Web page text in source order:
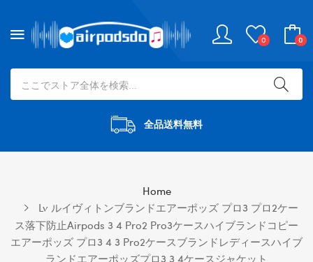
0 0
全品送料無料
Home
Lv ルイヴィトンブランドエアーポッズ プロ3 プロ2ケー
ス落下防止airpods 3 4 Pro2 Pro3ケースハイブランドコピー
エアーポッズ プロ3 4 3 Pro2ケースブランドレディースハイブ
ランドエアーポッズプロ3 3 4ケースジャケット